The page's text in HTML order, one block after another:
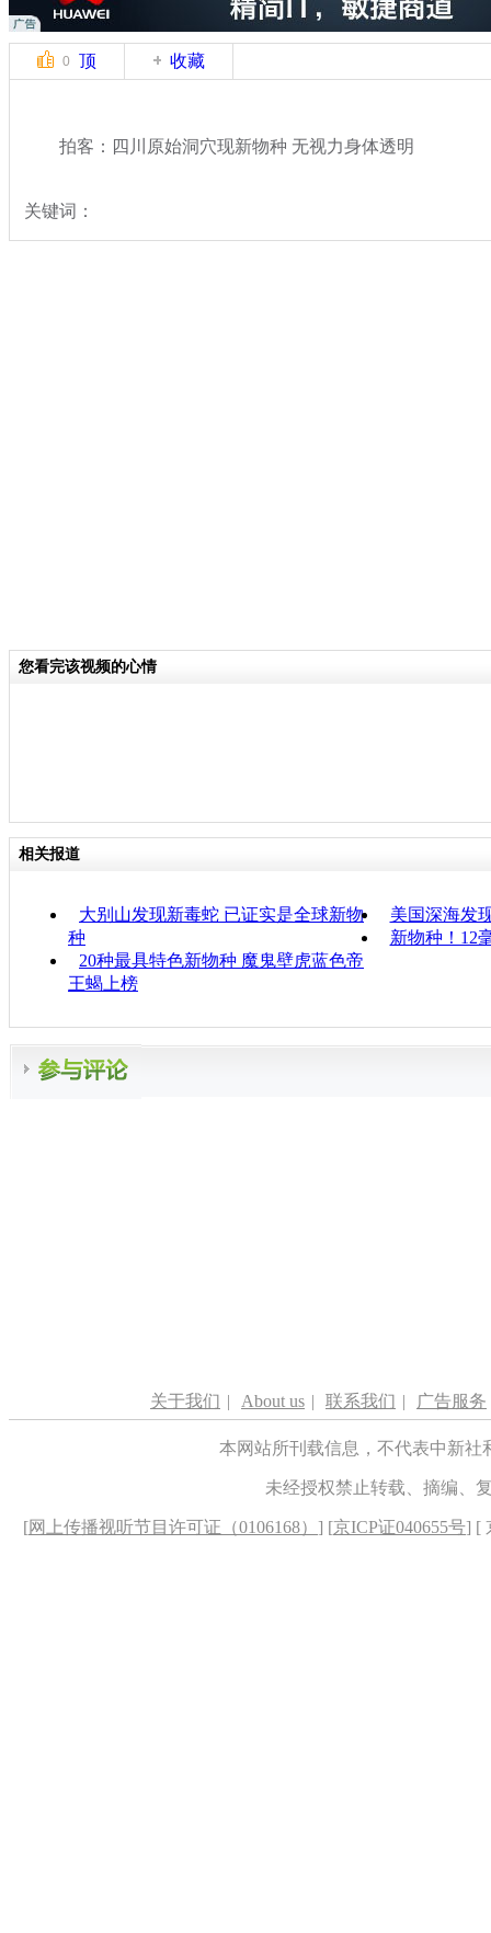
0 顶 收藏
拍客：四川原始洞穴现新物种 无视力身体透明
关键词：
您看完该视频的心情
相关报道
大别山发现新毒蛇 已证实是全球新物
种
美国深海发
新物种！12
20种最具特色新物种 魔鬼壁虎蓝色帝
王蝎上榜
关于我们 | About us | 联系我们 | 广告服务
本网站所刊载信息，不代表中新
未经授权禁止转载、摘编、
[网上传播视听节目许可证（0106168） ] [京ICP证040655号] [